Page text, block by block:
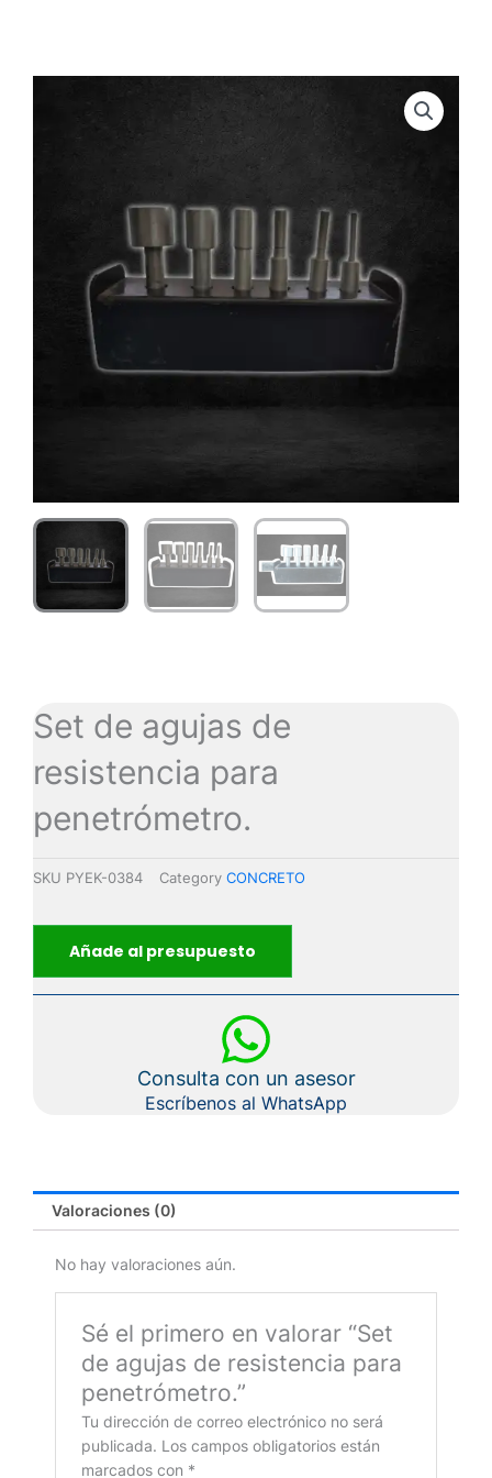
Set de agujas de
resistencia para
penetrómetro.
SKU PYEK-0384 Category CONCRETO
Añade al presupuesto
Consulta con un asesor
Escríbenos al WhatsApp
Valoraciones (0)
No hay valoraciones aún.
Sé el primero en valorar “Set
de agujas de resistencia para
penetrómetro.”
Tu dirección de correo electrónico no será
publicada. Los campos obligatorios están
marcados con *